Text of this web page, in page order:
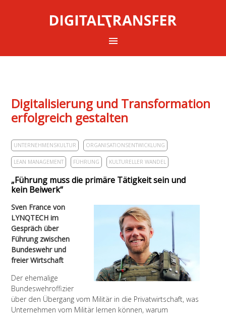
Digitalisierung und Transformation
erfolgreich gestalten
UNTERNEHMENSKULTUR ORGANISATIONSENTWICKLUNG
LEAN MANAGEMENT FÜHRUNG KULTURELLER WANDEL
„Führung muss die primäre Tätigkeit sein und
kein Beiwerk“
Sven France von
LYNQTECH im
Gespräch über
Führung zwischen
Bundeswehr und
freier Wirtschaft
Der ehemalige
Bundeswehroffizier
über den Übergang vom Militär in die Privatwirtschaft, was
Unternehmen vom Militär lernen können, warum